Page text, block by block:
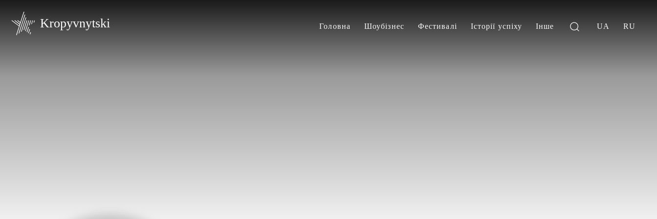
Kropyvnytski Головна Шоубізнес Фестивалі Історії успіху Інше UA RU